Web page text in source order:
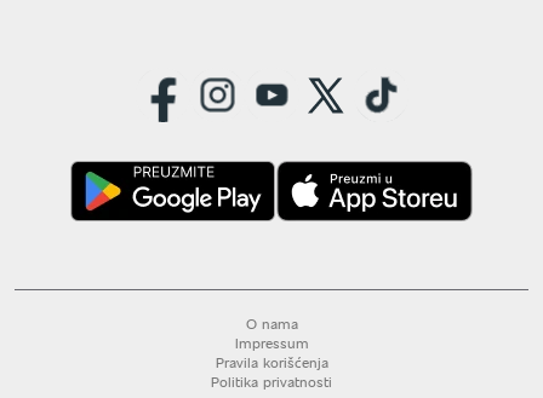
O nama
Impressum
Pravila korišćenja
Politika privatnosti